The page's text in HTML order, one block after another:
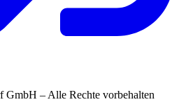
GmbH – Alle Rechte vorbehalten